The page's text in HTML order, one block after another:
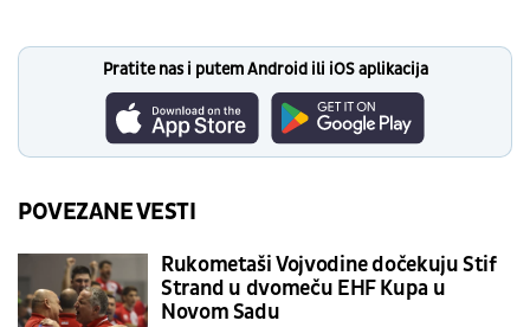
Pratite nas i putem Android ili iOS aplikacija
POVEZANE VESTI
Rukometaši Vojvodine dočekuju Stif
Strand u dvomeču EHF Kupa u
Novom Sadu